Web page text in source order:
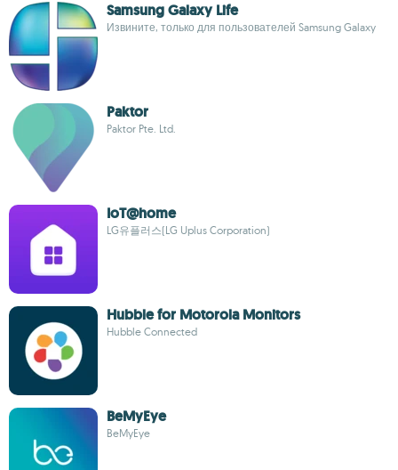
Samsung Galaxy Life
Извините, только для пользователей Samsung Galaxy
Paktor
Paktor Pte. Ltd.
IoT@home
LG유플러스(LG Uplus Corporation)
Hubble for Motorola Monitors
Hubble Connected
BeMyEye
BeMyEye